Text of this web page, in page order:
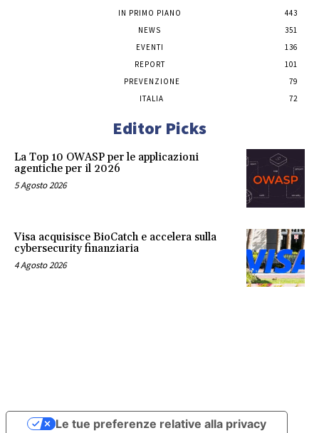
IN PRIMO PIANO
443
NEWS
351
EVENTI
136
REPORT
101
PREVENZIONE
79
ITALIA
72
Editor Picks
La Top 10 OWASP per le applicazioni
agentiche per il 2026
5 Agosto 2026
Visa acquisisce BioCatch e accelera sulla
cybersecurity finanziaria
4 Agosto 2026
Le tue preferenze relative alla privacy